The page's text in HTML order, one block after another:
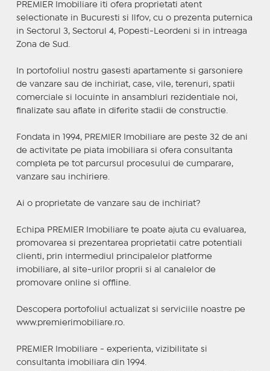
PREMIER Imobiliare iti ofera proprietati atent
selectionate in Bucuresti si Ilfov, cu o prezenta puternica
in Sectorul 3, Sectorul 4, Popesti-Leordeni si in intreaga
Zona de Sud.
In portofoliul nostru gasesti apartamente si garsoniere
de vanzare sau de inchiriat, case, vile, terenuri, spatii
comerciale si locuinte in ansambluri rezidentiale noi,
finalizate sau aflate in diferite stadii de constructie.
Fondata in 1994, PREMIER Imobiliare are peste 32 de ani
de activitate pe piata imobiliara si ofera consultanta
completa pe tot parcursul procesului de cumparare,
vanzare sau inchiriere.
Ai o proprietate de vanzare sau de inchiriat?
Echipa PREMIER Imobiliare te poate ajuta cu evaluarea,
promovarea si prezentarea proprietatii catre potentiali
clienti, prin intermediul principalelor platforme
imobiliare, al site-urilor proprii si al canalelor de
promovare online si offline.
Descopera portofoliul actualizat si serviciile noastre pe
www.premierimobiliare.ro.
PREMIER Imobiliare - experienta, vizibilitate si
consultanta imobiliara din 1994.